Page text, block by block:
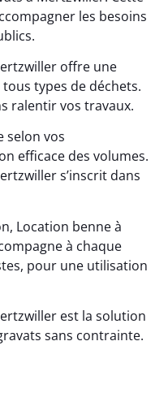
les besoins
offre une
types de déchets.
ralentir vos travaux.
selon vos
efficace des volumes.
s’inscrit dans
Location benne à
à chaque
pour une utilisation
est la solution
sans contrainte.